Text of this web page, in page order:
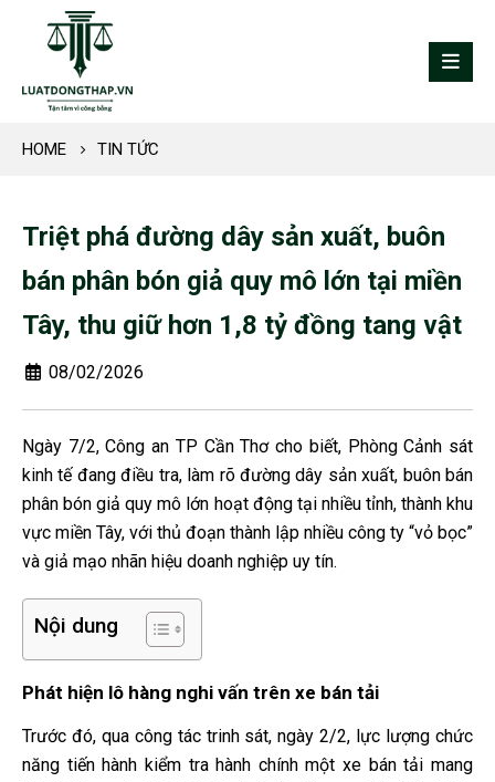
HOME TIN TỨC
Triệt phá đường dây sản xuất, buôn
bán phân bón giả quy mô lớn tại miền
Tây, thu giữ hơn 1,8 tỷ đồng tang vật
08/02/2026
Ngày 7/2, Công an TP Cần Thơ cho biết, Phòng Cảnh sát
kinh tế đang điều tra, làm rõ đường dây sản xuất, buôn bán
phân bón giả quy mô lớn hoạt động tại nhiều tỉnh, thành khu
vực miền Tây, với thủ đoạn thành lập nhiều công ty “vỏ bọc”
và giả mạo nhãn hiệu doanh nghiệp uy tín.
Nội dung
Phát hiện lô hàng nghi vấn trên xe bán tải
Trước đó, qua công tác trinh sát, ngày 2/2, lực lượng chức
năng tiến hành kiểm tra hành chính một xe bán tải mang